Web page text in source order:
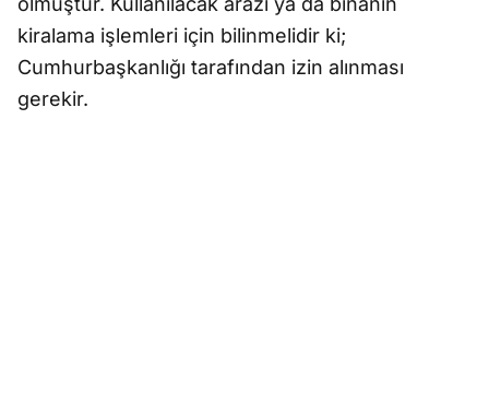
kiralama işlemleri için bilinmelidir ki;
Cumhurbaşkanlığı tarafından izin alınması
gerekir.